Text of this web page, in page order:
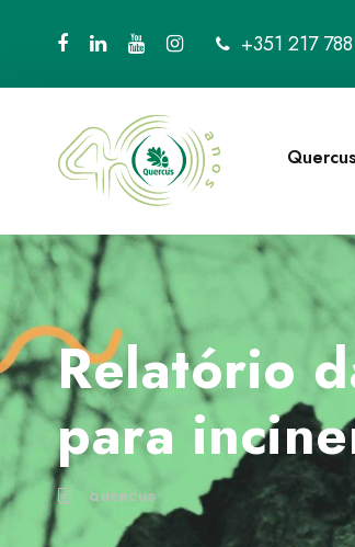
+351 217
Quercus
Relatório
para
QUERCUS